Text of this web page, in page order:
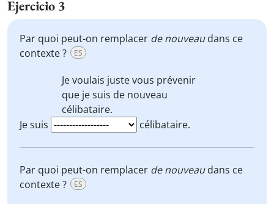
Ejercicio 3
Par quoi peut-on remplacer de nouveaudans ce
contexte ?
ES
Je voulais juste vous prévenir
que je suis de nouveau
célibataire.
Je suis
célibataire.
Par quoi peut-on remplacer de nouveaudans ce
contexte ?
ES